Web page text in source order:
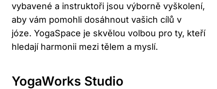
vybavené a instruktoři jsou ‍výborně​ vyškolení,
‍aby vám pomohli dosáhnout vašich cílů v
józe. YogaSpace ‌je skvělou ‌volbou ⁣pro‍ ty, kteří
hledají harmonii​ mezi tělem ​a myslí.
YogaWorks Studio